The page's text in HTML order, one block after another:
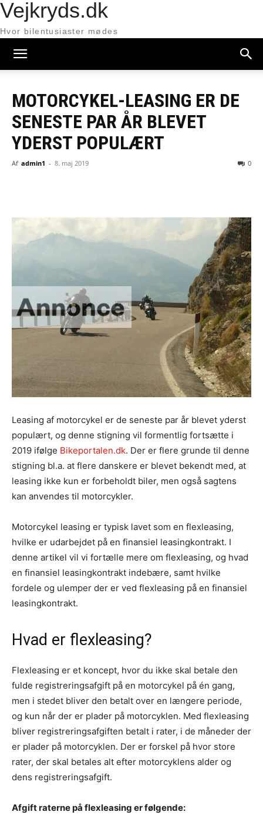
Vejkryds.dk
Hvor bilentusiaster mødes
MOTORCYKEL-LEASING ER DE
SENESTE PAR ÅR BLEVET
YDERST POPULÆRT
Af admin1 - 8. maj 2019 0
Leasing af motorcykel er de seneste par år blevet yderst
populært, og denne stigning vil formentlig fortsætte i
2019 ifølge Bikeportalen.dk. Der er flere grunde til denne
stigning bl.a. at flere danskere er blevet bekendt med, at
leasing ikke kun er forbeholdt biler, men også sagtens
kan anvendes til motorcykler.
Motorcykel leasing er typisk lavet som en flexleasing,
hvilke er udarbejdet på en finansiel leasingkontrakt. I
denne artikel vil vi fortælle mere om flexleasing, og hvad
en finansiel leasingkontrakt indebære, samt hvilke
fordele og ulemper der er ved flexleasing på en finansiel
leasingkontrakt.
Hvad er flexleasing?
Flexleasing er et koncept, hvor du ikke skal betale den
fulde registreringsafgift på en motorcykel på én gang,
men i stedet bliver den betalt over en længere periode,
og kun når der er plader på motorcyklen. Med flexleasing
bliver registreringsafgiften betalt i rater, i de måneder der
er plader på motorcyklen. Der er forskel på hvor store
rater, der skal betales alt efter motorcyklens alder og
dens registreringsafgift.
Afgift raterne på flexleasing er følgende: